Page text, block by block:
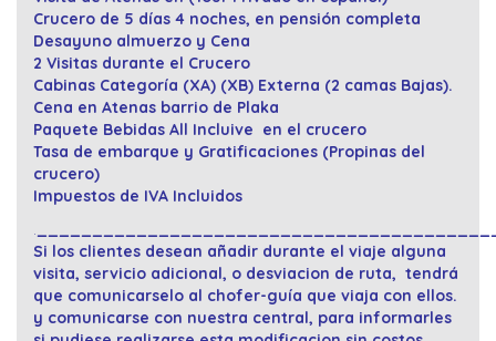
Crucero de 5 días 4 noches, en pensión completa
Desayuno almuerzo y Cena
2 Visitas durante el Crucero
Cabinas Categoría (XA) (XB) Externa (2 camas Bajas).
Cena en Atenas barrio de Plaka
Paquete Bebidas All Incluive en el crucero
Tasa de embarque y Gratificaciones (Propinas del
crucero)
Impuestos de IVA Incluidos
.
Si los clientes desean añadir durante el viaje alguna
visita, servicio adicional, o desviacion de ruta, tendrá
que comunicarselo al chofer-guía que viaja con ellos.
y comunicarse con nuestra central, para informarles